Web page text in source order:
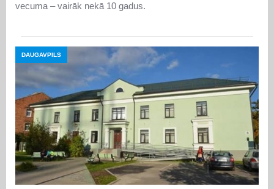
vecuma – vairāk nekā 10 gadus.
DAUGAVPILS